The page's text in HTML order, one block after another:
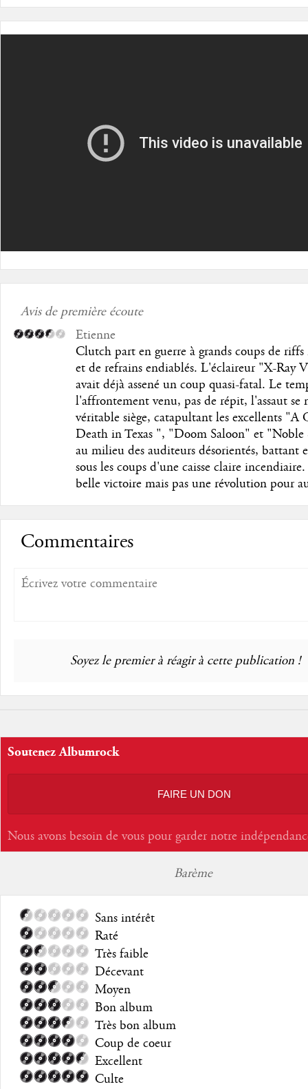
Avis de première écoute
Etienne
Clutch part en guerre à grands coups de riffs
et de refrains endiablés. L'éclaireur "X-Ray
avait déjà assené un coup quasi-fatal. Le
l'affrontement venu, pas de répit, l'assaut se
véritable siège, catapultant les excellents "A
Death in Texas ", "Doom Saloon" et "Noble
au milieu des auditeurs désorientés, battant
sous les coups d'une caisse claire
belle victoire mais pas une révolution pour
Commentaires
Soyez le premier à réagir à cette publication !
Soutenez Albumrock
FAIRE UN DON
Nous avons besoin de vous pour garder notre
Barème
Sans intérêt
Raté
Très faible
Décevant
Moyen
Bon album
Très bon album
Coup de coeur
Excellent
Culte